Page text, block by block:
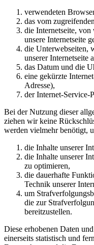
verwendeten
das vom
die Internetseite, von
unsere Internetseite
die Unterwebseiten,
unserer Internetseite
das Datum und die
eine gekürzte
Adresse),
der Internet-Service-
Bei der Nutzung dieser
ziehen wir keine
werden vielmehr benötigt,
die Inhalte unserer
die Inhalte unserer
zu optimieren,
die dauerhafte
Technik unserer
um
die zur
bereitzustellen.
Diese erhobenen Daten
einerseits statistisch und